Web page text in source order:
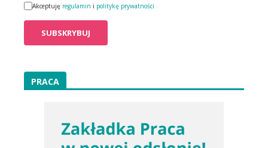
Akceptuję regulamin i politykę prywatności
PRACA